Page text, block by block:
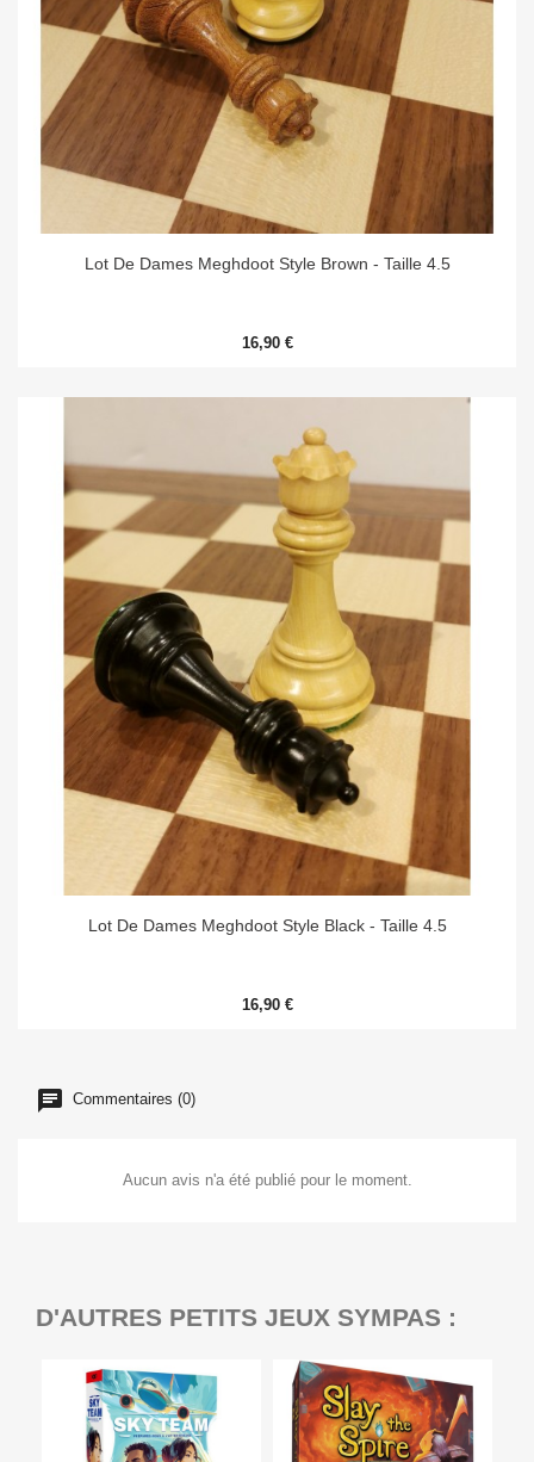
Lot De Dames Meghdoot Style Brown - Taille 4.5
16,90 €
Lot De Dames Meghdoot Style Black - Taille 4.5
16,90 €
Commentaires (0)
Aucun avis n'a été publié pour le moment.
D'AUTRES PETITS JEUX SYMPAS :